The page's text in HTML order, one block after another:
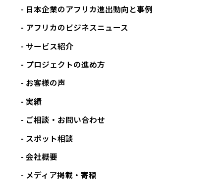
日本企業のアフリカ進出動向と事例
アフリカのビジネスニュース
サービス紹介
プロジェクトの進め方
お客様の声
実績
ご相談・お問い合わせ
スポット相談
会社概要
メディア掲載・寄稿